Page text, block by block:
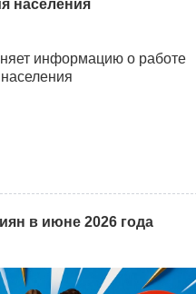
Россию в июне
фазу и напрямую
населения
в июне 2026 года